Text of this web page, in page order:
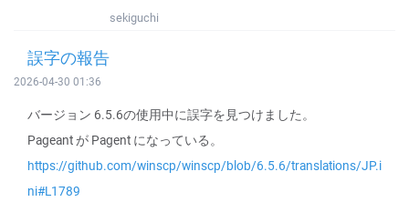
sekiguchi
誤字の報告
2026-04-30 01:36
バージョン 6.5.6の使用中に誤字を見つけました。
Pageant が Pagent になっている。
https://github.com/winscp/winscp/blob/6.5.6/translations/JP.i
ni#L1789